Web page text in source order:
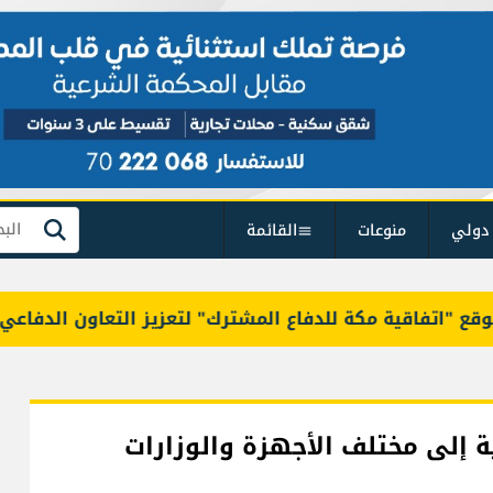
منوعات القائمة بحث
مكة للدفاع المشترك" لتعزيز التعاون الدفاعي
إلى مختلف الأجهزة والوزارات